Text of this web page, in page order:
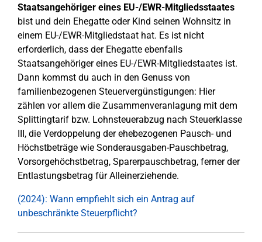
Staatsangehöriger eines EU-/EWR-Mitgliedsstaates
bist und dein Ehegatte oder Kind seinen Wohnsitz in
einem EU-/EWR-Mitgliedstaat hat. Es ist nicht
erforderlich, dass der Ehegatte ebenfalls
Staatsangehöriger eines EU-/EWR-Mitgliedstaates ist.
Dann kommst du auch in den Genuss von
familienbezogenen Steuervergünstigungen: Hier
zählen vor allem die Zusammenveranlagung mit dem
Splittingtarif bzw. Lohnsteuerabzug nach Steuerklasse
III, die Verdoppelung der ehebezogenen Pausch- und
Höchstbeträge wie Sonderausgaben-Pauschbetrag,
Vorsorgehöchstbetrag, Sparerpauschbetrag, ferner der
Entlastungsbetrag für Alleinerziehende.
(2024): Wann empfiehlt sich ein Antrag auf
unbeschränkte Steuerpflicht?